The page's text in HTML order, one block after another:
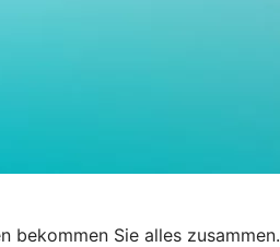
bekommen Sie alles zusammen.